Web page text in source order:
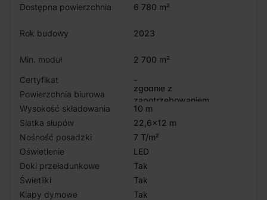
Dostępna powierzchnia 6 780 m²
Rok budowy 2023
Min. moduł
2 700 m²
Certyfikat
-
Powierzchnia biurowa
zgodnie z
zapotrzebowaniem
Wysokość składowania
10 m
Siatka słupów
22,6x12 m
Nośność posadzki
7 T/m²
Oświetlenie
LED
Doki przeładunkowe
Tak
Świetliki
Tak
Klapy dymowe
Tak